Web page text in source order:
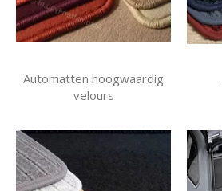
Automatten hoogwaardig
velours